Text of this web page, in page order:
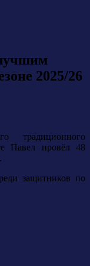
2025/26
традиционного
Павел провёл 48
защитников по